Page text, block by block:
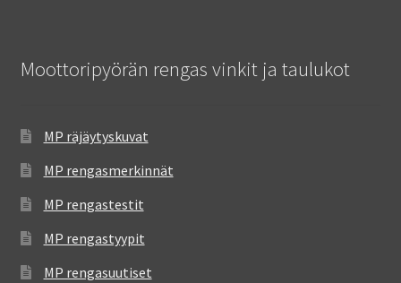
Moottoripyörän rengas vinkit ja taulukot
MP räjäytyskuvat
MP rengasmerkinnät
MP rengastestit
MP rengastyypit
MP rengasuutiset